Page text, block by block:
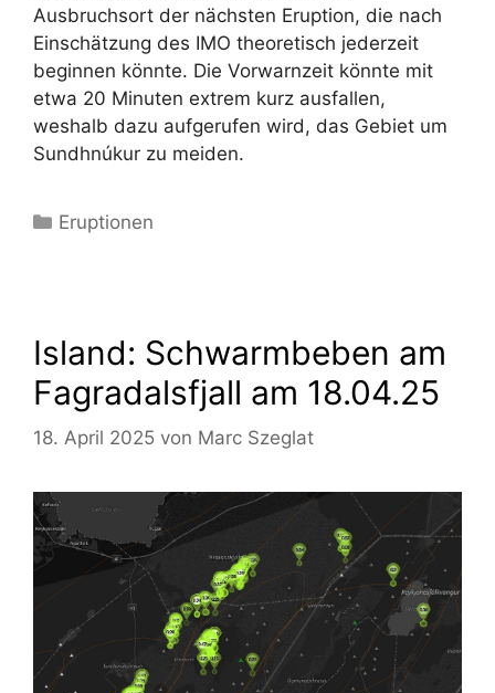
Ausbruchsort der nächsten Eruption, die nach
Einschätzung des IMO theoretisch jederzeit
beginnen könnte. Die Vorwarnzeit könnte mit
etwa 20 Minuten extrem kurz ausfallen,
weshalb dazu aufgerufen wird, das Gebiet um
Sundhnúkur zu meiden.
Kategorien
Eruptionen
Island: Schwarmbeben am
Fagradalsfjall am 18.04.25
18. April 2025 von Marc Szeglat